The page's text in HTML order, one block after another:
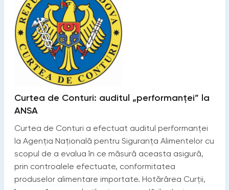
Curtea de Conturi: auditul „performanței” la
ANSA
Curtea de Conturi a efectuat auditul performanței
la Agenția Națională pentru Siguranța Alimentelor cu
scopul de a evalua în ce măsură aceasta asigură,
prin controalele efectuate, conformitatea
produselor alimentare importate. Hotărârea Curții,